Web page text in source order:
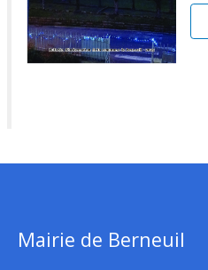
Mairie de Berneuil